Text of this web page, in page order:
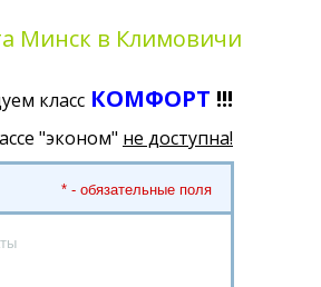
Минск в Климовичи
класс КОМФОРТ !!!
"эконом" не доступна!
* - обязательные поля